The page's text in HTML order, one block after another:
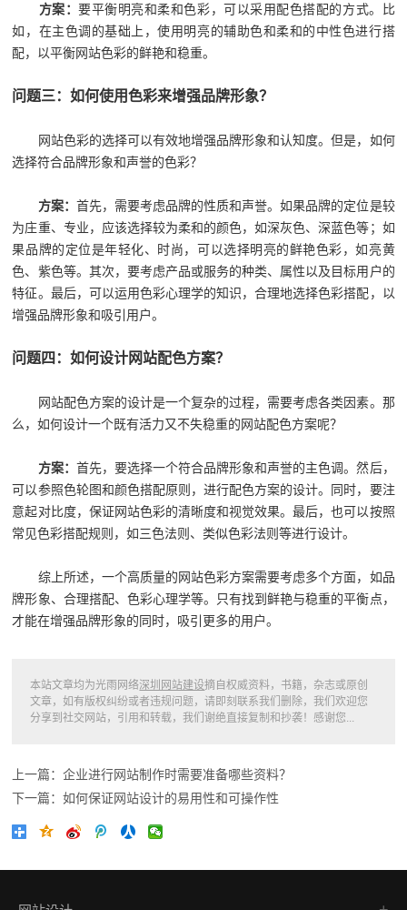
方案：要平衡明亮和柔和色彩，可以采用配色搭配的方式。比
如，在主色调的基础上，使用明亮的辅助色和柔和的中性色进行搭
配，以平衡网站色彩的鲜艳和稳重。
问题三：如何使用色彩来增强品牌形象？
网站色彩的选择可以有效地增强品牌形象和认知度。但是，如何
选择符合品牌形象和声誉的色彩？
方案： 首先，需要考虑品牌的性质和声誉。如果品牌的定位是较
为庄重、专业，应该选择较为柔和的颜色，如深灰色、深蓝色等；如
果品牌的定位是年轻化、时尚，可以选择明亮的鲜艳色彩，如亮黄
色、紫色等。其次，要考虑产品或服务的种类、属性以及目标用户的
特征。最后，可以运用色彩心理学的知识，合理地选择色彩搭配，以
增强品牌形象和吸引用户。
问题四：如何设计网站配色方案？
网站配色方案的设计是一个复杂的过程，需要考虑各类因素。那
么，如何设计一个既有活力又不失稳重的网站配色方案呢？
方案： 首先，要选择一个符合品牌形象和声誉的主色调。然后，
可以参照色轮图和颜色搭配原则，进行配色方案的设计。同时，要注
意起对比度，保证网站色彩的清晰度和视觉效果。最后，也可以按照
常见色彩搭配规则，如三色法则、类似色彩法则等进行设计。
综上所述，一个高质量的网站色彩方案需要考虑多个方面，如品
牌形象、合理搭配、色彩心理学等。只有找到鲜艳与稳重的平衡点，
才能在增强品牌形象的同时，吸引更多的用户。
本站文章均为光雨网络深圳网站建设摘自权威资料，书籍，杂志或原创
文章，如有版权纠纷或者违规问题，请即刻联系我们删除，我们欢迎您
分享到社交网站，引用和转载，我们谢绝直接复制和抄袭！感谢您...
上一篇：企业进行网站制作时需要准备哪些资料？
下一篇：如何保证网站设计的易用性和可操作性